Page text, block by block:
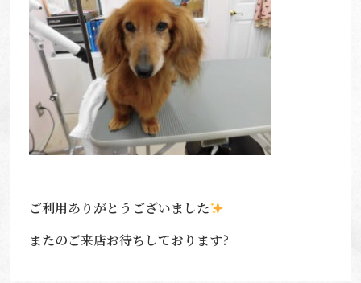
ご利用ありがとうございました
またのご来店お待ちしております?